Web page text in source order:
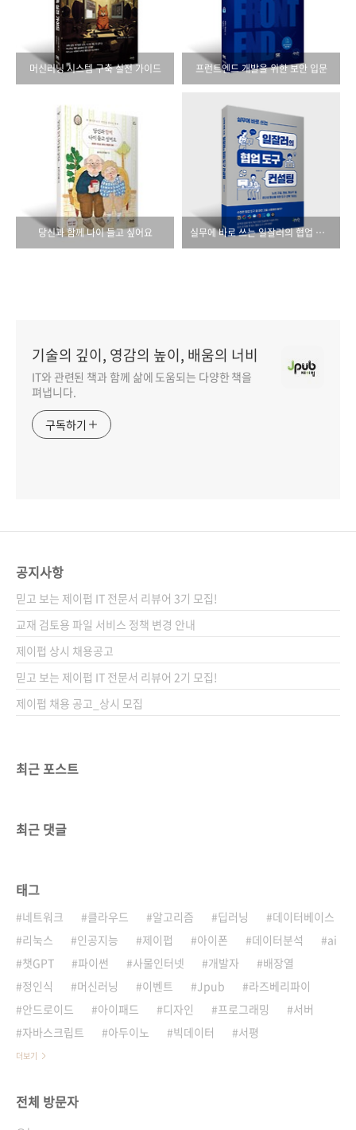
머신러닝 시스템 구축 실전 가이드 프런트엔드 개발을 위한 보안 입문
당신과 함께 나이 들고 싶어요 실무에 바로 쓰는 일잘러의 협업 도구 컨설팅
기술의 깊이, 영감의 높이, 배움의 너비
IT와 관련된 책과 함께 삶에 도움되는 다양한 책을
펴냅니다.
구독하기
공지사항
믿고 보는 제이펍 IT 전문서 리뷰어 3기 모집!
교재 검토용 파일 서비스 정책 변경 안내
제이펍 상시 채용공고
믿고 보는 제이펍 IT 전문서 리뷰어 2기 모집!
제이펍 채용 공고_상시 모집
최근 포스트
최근 댓글
태그
네트워크 클라우드 알고리즘 딥러닝
데이터베이스
리눅스
인공지능 제이펍 아이폰 데이터분석
ai
챗GPT
파이썬 사물인터넷 개발자
배장열
정인식
머신러닝 이벤트 Jpub
라즈베리파이
안드로이드
아이패드 디자인 프로그래밍
서버
자바스크립트
아두이노 빅데이터 서평
더보기
전체 방문자